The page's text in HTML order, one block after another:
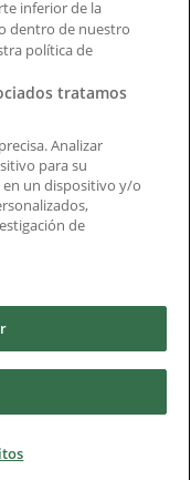
Marketing S.L.U. –
inferior de la
dentro de nuestro
política de
tratamos
Analizar
para su
un dispositivo y/o
de